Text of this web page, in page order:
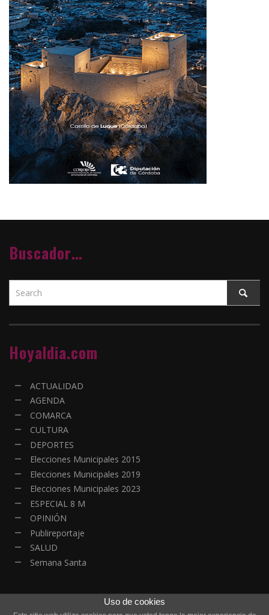
Buscador…
Hoyaldia.com
ACTUALIDAD
AGENDA
COMARCA
CULTURA
DEPORTES
Elecciones Municipales 2015
Elecciones Municipales 2019
Elecciones Municipales 2023
ESPECIAL 8 M
OPINIÓN
Publireportaje
SALUD
Semana Santa
Uso de cookies